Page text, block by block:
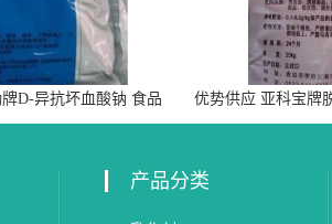
D-异抗坏血酸钠 食品
氧化剂
优势供应 亚科宝牌
产品分类